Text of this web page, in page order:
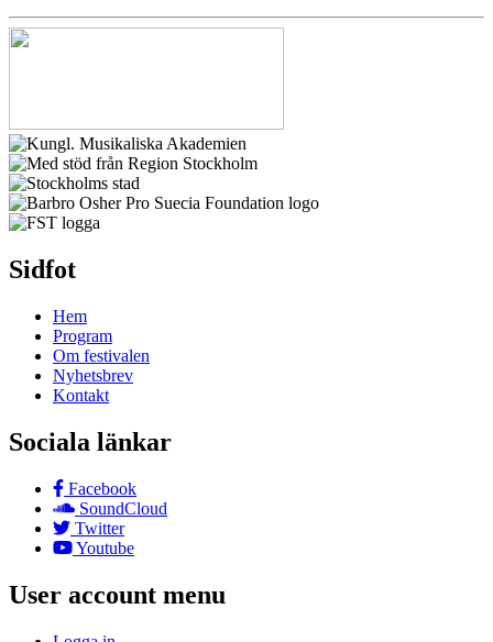
Sidfot
Hem
Program
Om festivalen
Nyhetsbrev
Kontakt
Sociala länkar
Facebook
SoundCloud
Twitter
Youtube
User account menu